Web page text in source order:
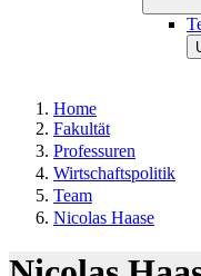
Home
Fakultät
Professuren
Wirtschaftspolitik
Team
Nicolas Haase